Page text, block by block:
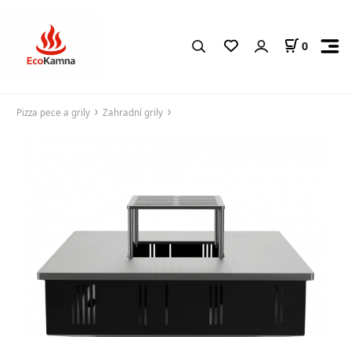
0
Pizza pece a grily Zahradní grily